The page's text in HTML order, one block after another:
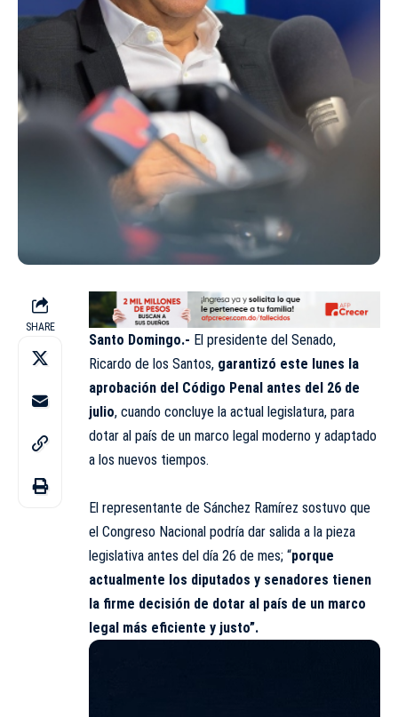
SHARE
Santo Domingo.- El presidente del Senado,
Ricardo de los Santos, garantizó este lunes la
aprobación del Código Penal antes del 26 de
julio, cuando concluye la actual legislatura, para
dotar al país de un marco legal moderno y adaptado
a los nuevos tiempos.
El representante de Sánchez Ramírez sostuvo que
el Congreso Nacional podría dar salida a la pieza
legislativa antes del día 26 de mes; “porque
actualmente los diputados y senadores tienen
la firme decisión de dotar al país de un marco
legal más eficiente y justo”.